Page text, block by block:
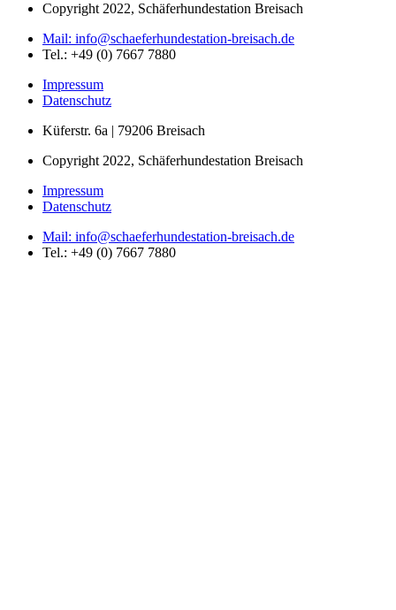
Copyright 2022, Schäferhundestation Breisach
Mail: info@schaeferhundestation-breisach.de
Tel.: +49 (0) 7667 7880
Impressum
Datenschutz
Küferstr. 6a | 79206 Breisach
Copyright 2022, Schäferhundestation Breisach
Impressum
Datenschutz
Mail: info@schaeferhundestation-breisach.de
Tel.: +49 (0) 7667 7880